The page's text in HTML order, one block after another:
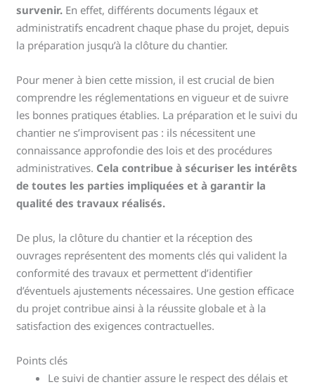
survenir. En effet, différents documents légaux et
administratifs encadrent chaque phase du projet, depuis
la préparation jusqu’à la clôture du chantier.
Pour mener à bien cette mission, il est crucial de bien
comprendre les réglementations en vigueur et de suivre
les bonnes pratiques établies. La préparation et le suivi du
chantier ne s’improvisent pas : ils nécessitent une
connaissance approfondie des lois et des procédures
administratives. Cela contribue à sécuriser les intérêts
de toutes les parties impliquées et à garantir la
qualité des travaux réalisés.
De plus, la clôture du chantier et la réception des
ouvrages représentent des moments clés qui valident la
conformité des travaux et permettent d’identifier
d’éventuels ajustements nécessaires. Une gestion efficace
du projet contribue ainsi à la réussite globale et à la
satisfaction des exigences contractuelles.
Points clés
Le suivi de chantier assure le respect des délais et